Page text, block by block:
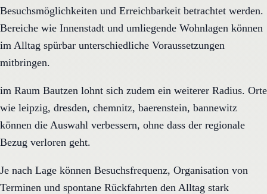
Besuchsmöglichkeiten und Erreichbarkeit betrachtet werden.
Bereiche wie Innenstadt und umliegende Wohnlagen können
im Alltag spürbar unterschiedliche Voraussetzungen
mitbringen.
im Raum Bautzen lohnt sich zudem ein weiterer Radius. Orte
wie leipzig, dresden, chemnitz, baerenstein, bannewitz
können die Auswahl verbessern, ohne dass der regionale
Bezug verloren geht.
Je nach Lage können Besuchsfrequenz, Organisation von
Terminen und spontane Rückfahrten den Alltag stark